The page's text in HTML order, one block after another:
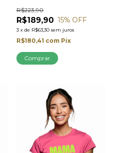
R$189,90
R$223,90
15% OFF
3 x de R$63,30 sem juros
R$180,41 com Pix
Comprar